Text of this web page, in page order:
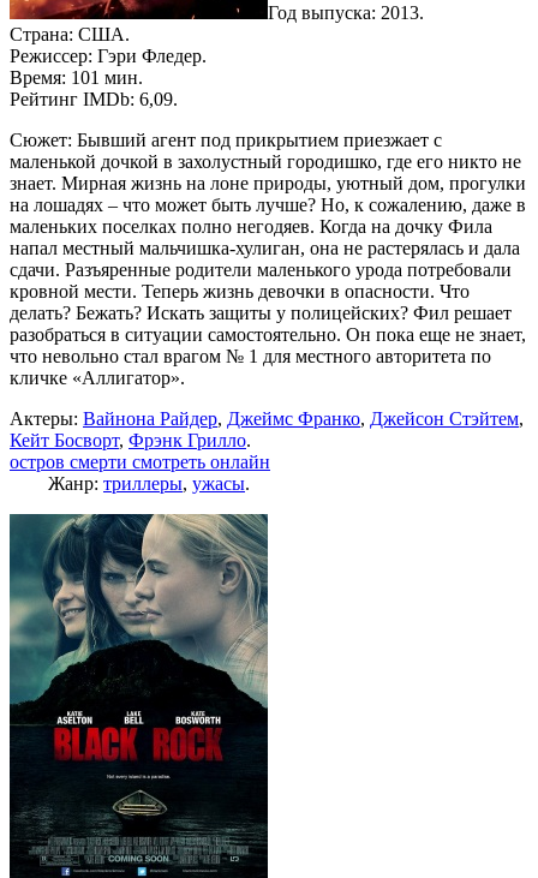
Год выпуска: 2013.
Страна: США.
Режиссер: Гэри Фледер.
Время: 101 мин.
Рейтинг IMDb: 6,09.
Сюжет: Бывший агент под прикрытием приезжает с
маленькой дочкой в захолустный городишко, где его никто не
знает. Мирная жизнь на лоне природы, уютный дом, прогулки
на лошадях – что может быть лучше? Но, к сожалению, даже в
маленьких поселках полно негодяев. Когда на дочку Фила
напал местный мальчишка-хулиган, она не растерялась и дала
сдачи. Разъяренные родители маленького урода потребовали
кровной мести. Теперь жизнь девочки в опасности. Что
делать? Бежать? Искать защиты у полицейских? Фил решает
разобраться в ситуации самостоятельно. Он пока еще не знает,
что невольно стал врагом № 1 для местного авторитета по
кличке «Аллигатор».
Актеры: Вайнона Райдер, Джеймс Франко, Джейсон Стэйтем,
Кейт Босворт, Фрэнк Грилло.
остров смерти смотреть онлайн
Жанр: триллеры, ужасы.